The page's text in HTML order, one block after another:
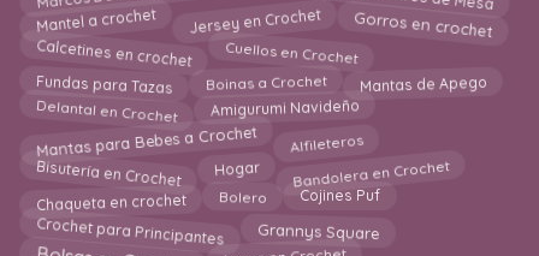
Mantel a crochet Jersey en Crochet Gorros en crochet
Calcetines en crochet Cuellos en Crochet
Fundas para Tazas Boinas a Crochet Mantas de Apego
Delantal en Crochet Amigurumi Navideño
Mantas para Bebes a Crochet Alfileteros
Bisutería en Crochet Hogar Bandolera en Crochet
Chaqueta en crochet Bolero Cojines Puf
Crochet para Principantes Grannys Square